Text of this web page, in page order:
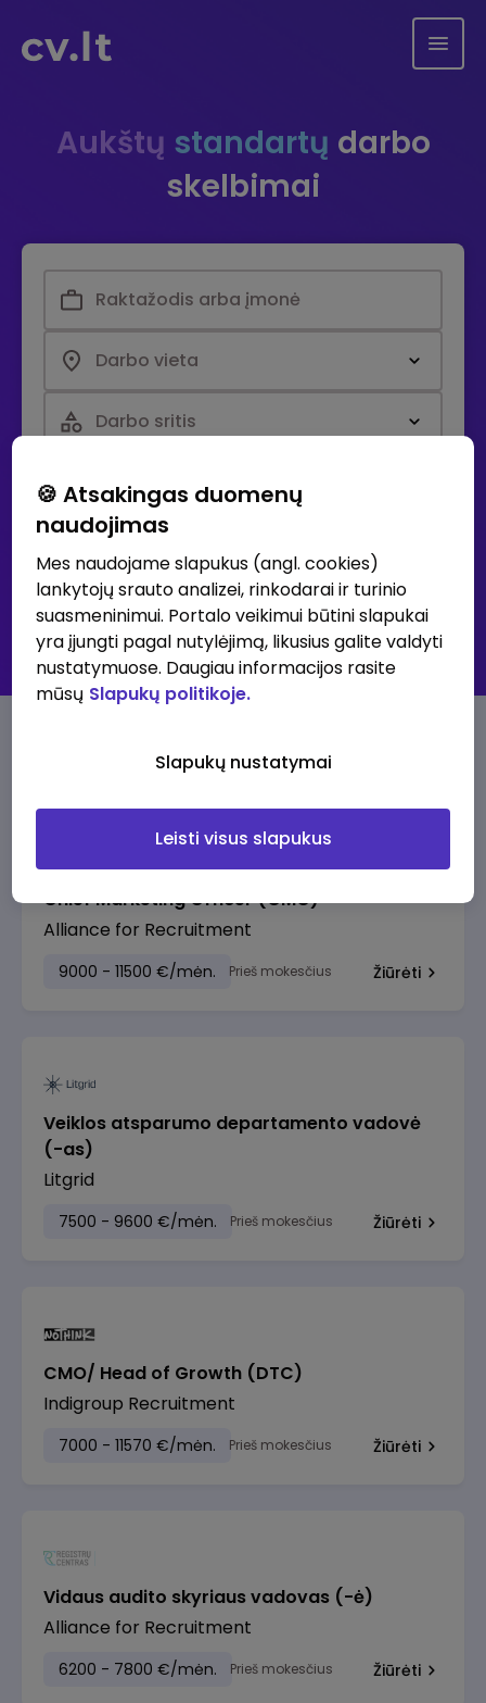
Aukštų standartų darbo
skelbimai
Darbo vieta
Darbo sritis
30K+ klubas - didžiausių atlyginimų skelbimai
Visi skelbimai
Prenumeruoti skelbimus
Pasiūlymai su aukščiausia alga
Chief Marketing Officer (CMO)
Alliance for Recruitment
9000 - 11500 €/mėn. Prieš mokesčius Žiūrėti
Veiklos atsparumo departamento vadovė
(-as)
Litgrid
7500 - 9600 €/mėn. Prieš mokesčius Žiūrėti
CMO/ Head of Growth (DTC)
Indigroup Recruitment
7000 - 11570 €/mėn. Prieš mokesčius Žiūrėti
Vidaus audito skyriaus vadovas (-ė)
Alliance for Recruitment
6200 - 7800 €/mėn. Prieš mokesčius Žiūrėti
🍪 Atsakingas duomenų
naudojimas
Mes naudojame slapukus (angl. cookies)
lankytojų srauto analizei, rinkodarai ir turinio
suasmeninimui. Portalo veikimui būtini slapukai
yra įjungti pagal nutylėjimą, likusius galite valdyti
nustatymuose. Daugiau informacijos rasite
mūsų Slapukų politikoje.
Slapukų nustatymai
Leisti visus slapukus